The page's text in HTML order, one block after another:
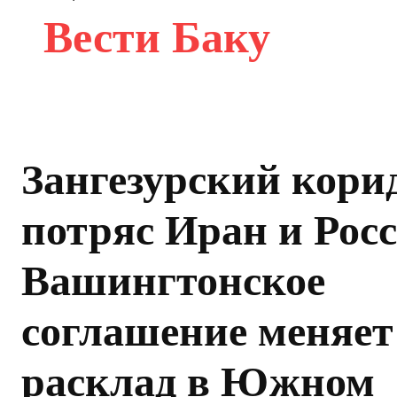
Вести Баку
Зангезурский
потряс Иран и
Вашингтонское
соглашение меняет
расклад в Южном